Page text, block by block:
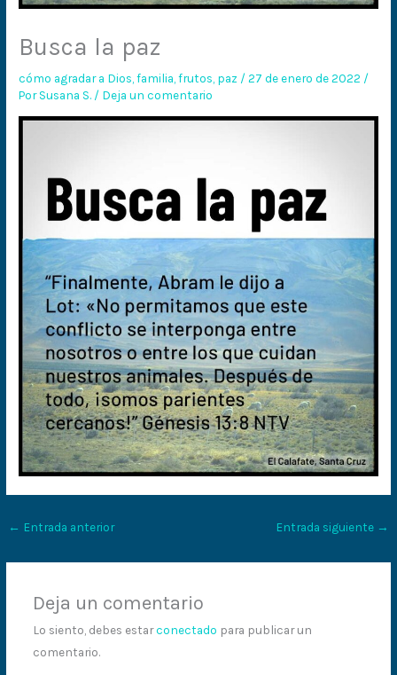
Busca la paz
cómo agradar a Dios,familia,frutos, paz /27 de enero de 2022 /
PorSusana S. / Deja un comentario
← Entrada anterior Entrada siguiente →
Deja un comentario
Lo siento, debes estarconectado para publicar un
comentario.